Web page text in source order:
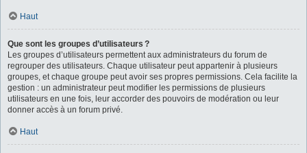
Haut
Que sont les groupes d’utilisateurs ?
Les groupes d’utilisateurs permettent aux administrateurs du forum de
regrouper des utilisateurs. Chaque utilisateur peut appartenir à plusieurs
groupes, et chaque groupe peut avoir ses propres permissions. Cela facilite la
gestion : un administrateur peut modifier les permissions de plusieurs
utilisateurs en une fois, leur accorder des pouvoirs de modération ou leur
donner accès à un forum privé.
Haut